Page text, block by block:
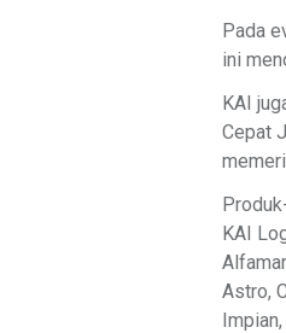
Pada
ini
KAI
Cepat
KAI
Astro,